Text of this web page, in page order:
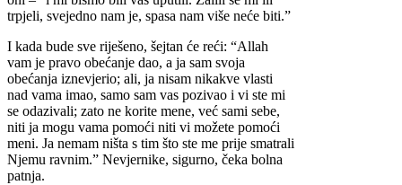
trpjeli, svejedno nam je, spasa nam više neće biti.”
I kada bude sve riješeno, šejtan će reći: “Allah
vam je pravo obećanje dao, a ja sam svoja
obećanja iznevjerio; ali, ja nisam nikakve vlasti
nad vama imao, samo sam vas pozivao i vi ste mi
se odazivali; zato ne korite mene, već sami sebe,
niti ja mogu vama pomoći niti vi možete pomoći
meni. Ja nemam ništa s tim što ste me prije smatrali
Njemu ravnim.” Nevjernike, sigurno, čeka bolna
patnja.